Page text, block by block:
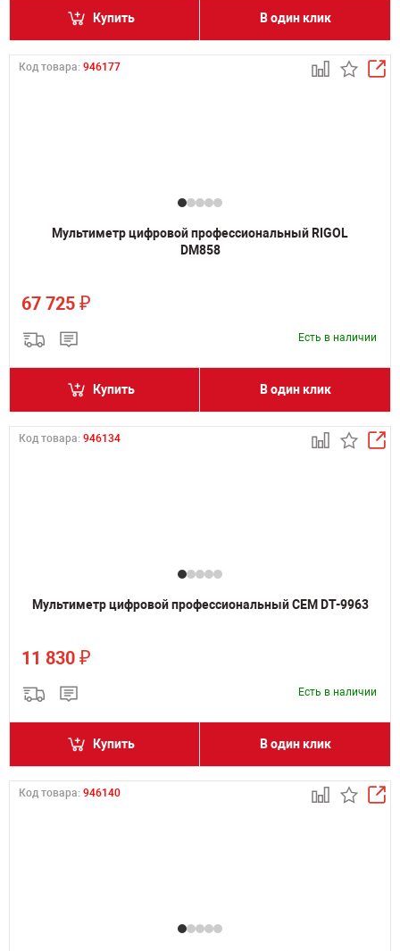
Купить В один клик
Код товара: 946177
Мультиметр цифровой профессиональный RIGOL
DM858
67 725 ₽
Есть в наличии
Купить В один клик
Код товара: 946134
Мультиметр цифровой профессиональный CEM DT-9963
11 830 ₽
Есть в наличии
Купить В один клик
Код товара: 946140